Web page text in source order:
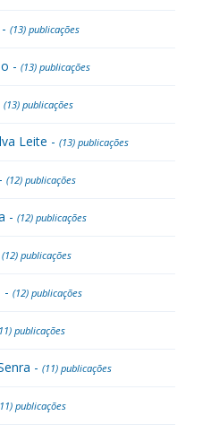
(13) publicações
- (13) publicações
(13) publicações
Leite - (13) publicações
(12) publicações
- (12) publicações
(12) publicações
- (12) publicações
publicações
- (11) publicações
publicações